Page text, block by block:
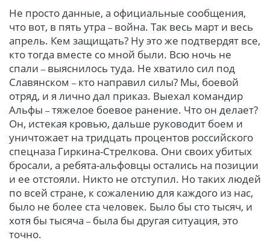
Не просто данные, а официальные сообщения,
что вот, в пять утра – война. Так весь март и весь
апрель. Кем защищать? Ну это же подтвердят все,
кто тогда вместе со мной были. Всю ночь не
спали – выяснилось туда. Не хватило сил под
Славянском – кто направил силы? Мы, боевой
отряд, и я лично дал приказ. Выехал командир
Альфы – тяжелое боевое ранение. Что он делает?
Он, истекая кровью, дальше руководит боем и
уничтожает на тридцать процентов российского
спецназа Гиркина-Стрелкова. Они своих убитых
бросали, а ребята-альфовцы остались на позиции
и ее отстояли. Никто не отступил. Но таких людей
по всей стране, к сожалению для каждого из нас,
было не более ста человек. Было бы сто тысяч, и
хотя бы тысяча – была бы другая ситуация, это
точно.